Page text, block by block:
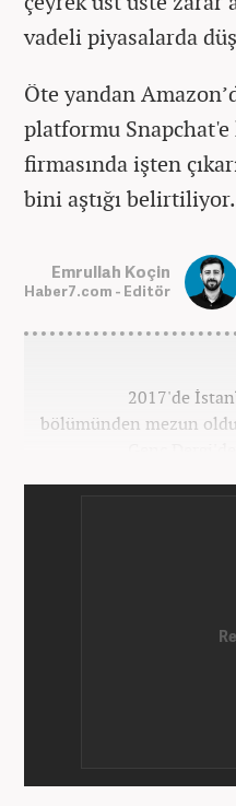
vadeli piyasalarda
Öte yandan
platformu
firmasında işten
bini aştığı belirtiliyor.
Emrullah Koçin
Haber7.com - Editör
2017'de
bölümünden mezun
Genç